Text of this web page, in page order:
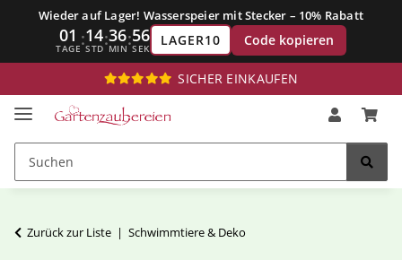
Wieder auf Lager! Wasserspeier mit Stecker – 10% Rabatt
01
TAGE:14
STD:36
MIN:56
SEK
LAGER10 Code kopieren
SICHER EINKAUFEN
Zurück zur Liste Schwimmtiere & Deko